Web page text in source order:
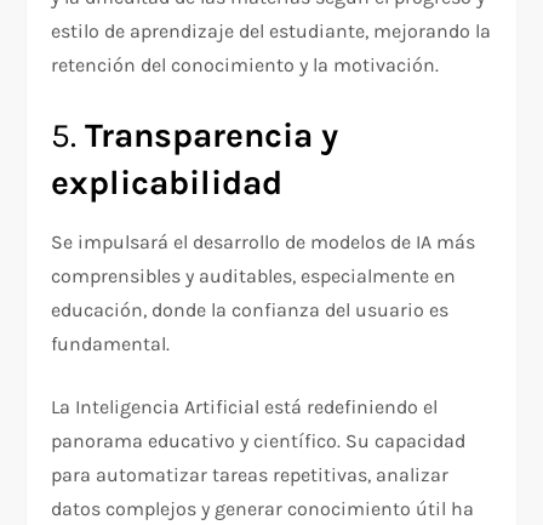
estilo de aprendizaje del estudiante, mejorando la
retención del conocimiento y la motivación.
5.Transparencia y
explicabilidad
Se impulsará el desarrollo de modelos de IA más
comprensibles y auditables, especialmente en
educación, donde la confianza del usuario es
fundamental.
La Inteligencia Artificial está redefiniendo el
panorama educativo y científico. Su capacidad
para automatizar tareas repetitivas, analizar
datos complejos y generar conocimiento útil ha